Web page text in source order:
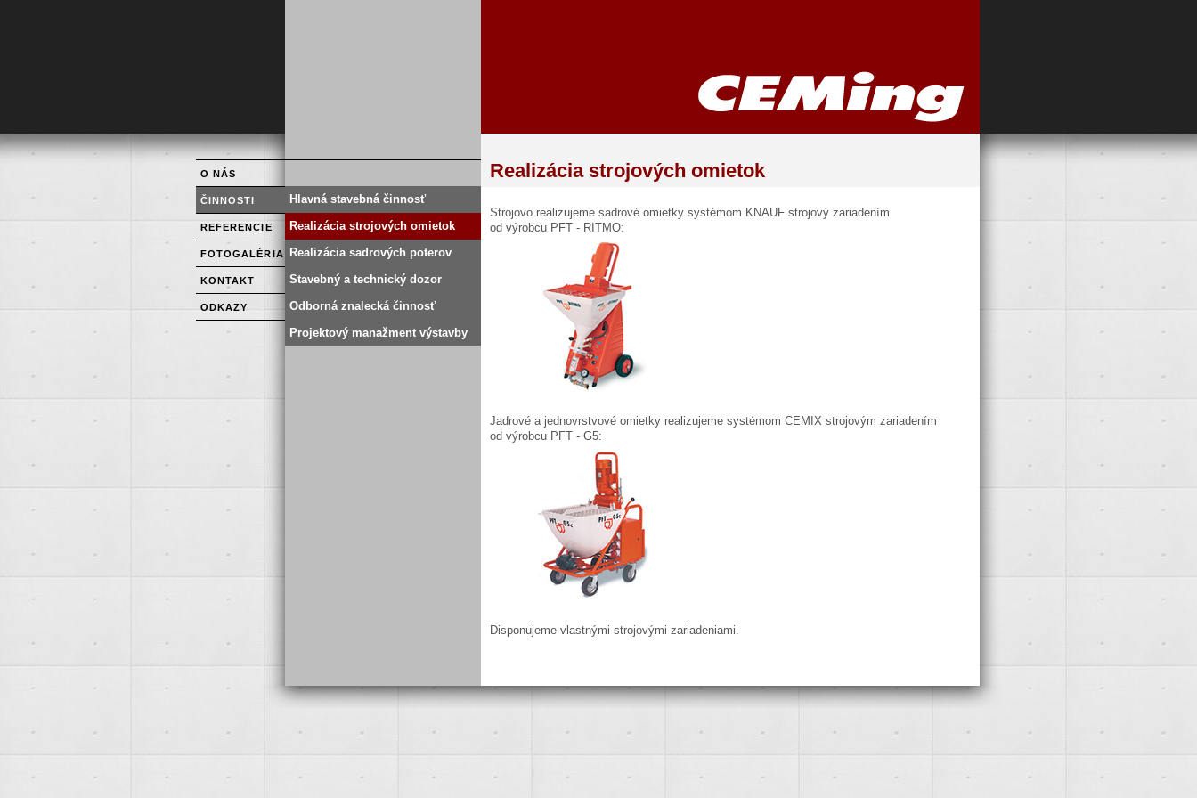
O NÁS
ČINNOSTI
REFERENCIE
FOTOGALÉRIA
KONTAKT
ODKAZY
Hlavná stavebná činnosť
Realizácia strojových omietok
Realizácia sadrových poterov
Stavebný a technický dozor
Odborná znalecká činnosť
Projektový manažment výstavby
Realizácia strojových omietok
Strojovo realizujeme sadrové omietky systémom KNAUF strojový zariadením
od výrobcu PFT - RITMO:
Jadrové a jednovrstvové omietky realizujeme systémom CEMIX strojovým zariadením
od výrobcu PFT - G5:
Disponujeme vlastnými strojovými zariadeniami.